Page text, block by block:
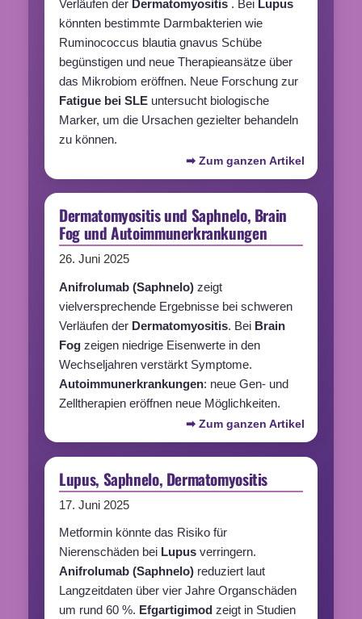
Verläufen der Dermatomyositis . Bei Lupus
könnten bestimmte Darmbakterien wie
Ruminococcus blautia gnavus Schübe
begünstigen und neue Therapieansätze über
das Mikrobiom eröffnen. Neue Forschung zur
Fatigue bei SLE untersucht biologische
Marker, um die Ursachen gezielter behandeln
zu können.
➡ Zum ganzen Artikel
Dermatomyositis und Saphnelo, Brain
Fog und Autoimmunerkrankungen
26. Juni 2025
Anifrolumab (Saphnelo) zeigt
vielversprechende Ergebnisse bei schweren
Verläufen der Dermatomyositis. Bei Brain
Fog zeigen niedrige Eisenwerte in den
Wechseljahren verstärkt Symptome.
Autoimmunerkrankungen: neue Gen- und
Zelltherapien eröffnen neue Möglichkeiten.
➡ Zum ganzen Artikel
Lupus, Saphnelo, Dermatomyositis
17. Juni 2025
Metformin könnte das Risiko für
Nierenschäden bei Lupus verringern.
Anifrolumab (Saphnelo) reduziert laut
Langzeitdaten über vier Jahre Organschäden
um rund 60 %. Efgartigimod zeigt in Studien